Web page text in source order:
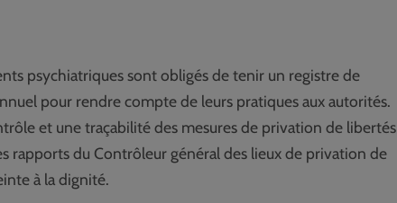
psychiatriques sont obligés de tenir un registre de
pour rendre compte de leurs pratiques aux autorités.
et une traçabilité des mesures de privation de libertés
rapports du Contrôleur général des lieux de privation de
à la dignité.